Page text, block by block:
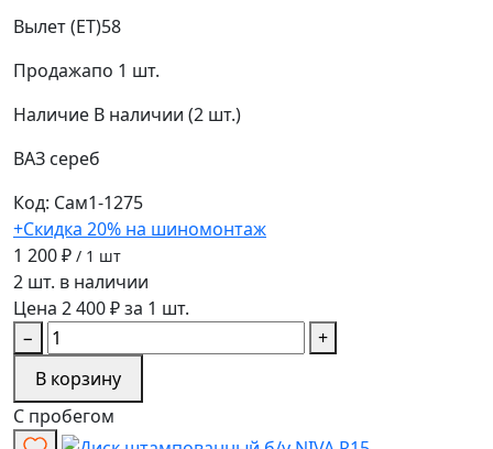
Вылет (ET)58
Продажапо 1 шт.
Наличие В наличии (2 шт.)
ВАЗ сереб
Код: Сам1-1275
+Скидка 20% на шиномонтаж
1 200 ₽ / 1 шт
2 шт. в наличии
Цена 2 400 ₽ за 1 шт.
−
+
В корзину
С пробегом